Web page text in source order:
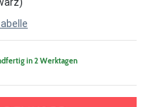
in 2 Werktagen